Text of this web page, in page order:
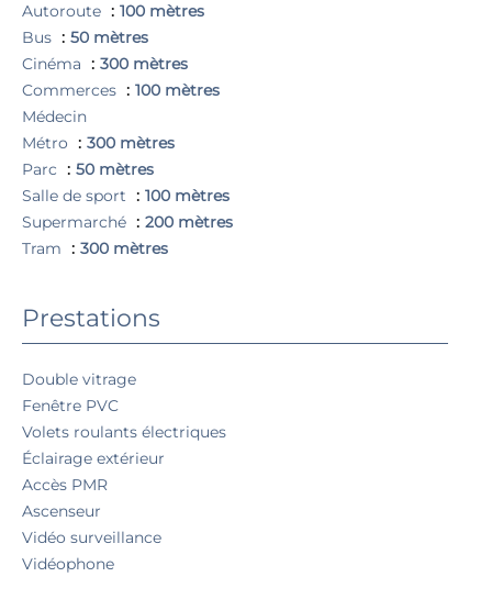
Autoroute
100 mètres
Bus
50 mètres
Cinéma
300 mètres
Commerces
100 mètres
Médecin
Métro
300 mètres
Parc
50 mètres
Salle de sport
100 mètres
Supermarché
200 mètres
Tram
300 mètres
Prestations
Double vitrage
Fenêtre PVC
Volets roulants électriques
Éclairage extérieur
Accès PMR
Ascenseur
Vidéo surveillance
Vidéophone